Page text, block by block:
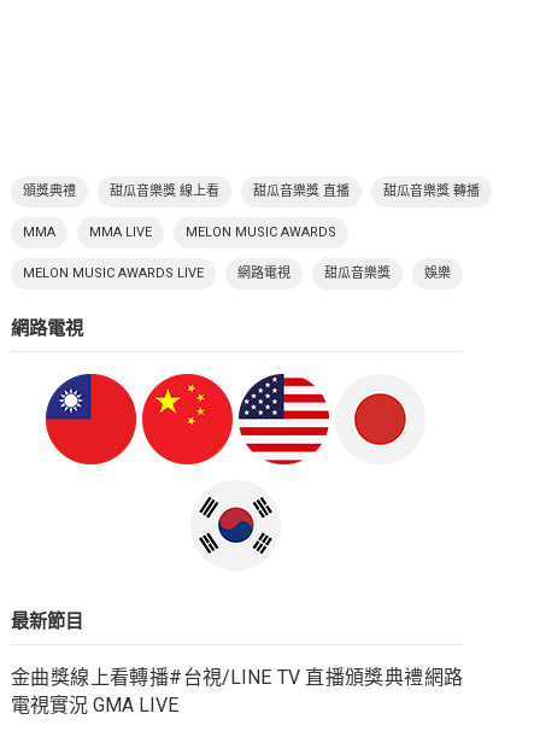
頒獎典禮 甜瓜音樂獎 線上看 甜瓜音樂獎 直播 甜瓜音樂獎 轉播
MMA MMA LIVE MELON MUSIC AWARDS
MELON MUSIC AWARDS LIVE 網路電視 甜瓜音樂獎 娛樂
網路電視
最新節目
金曲獎線上看轉播#台視/LINE TV 直播頒獎典禮網路
電視實況 GMA LIVE